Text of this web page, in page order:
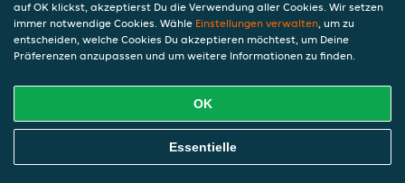
mit gebackenem Entenfleisch, Ei, Karotten,
Zwiebeln, Porree und Sojabohnen
Online Essen Bestellen
auf OK klickst, akzeptierst Du die Verwendung aller Cookies. Wir setzen
immer notwendige Cookies. Wähle Einstellungen verwalten, um zu
entscheiden, welche Cookies Du akzeptieren möchtest, um Deine
Präferenzen anzupassen und um weitere Informationen zu finden.
OK
Essentielle